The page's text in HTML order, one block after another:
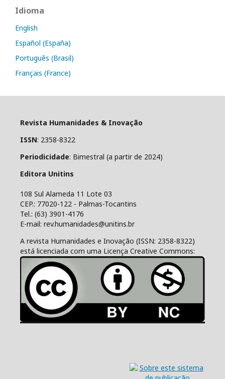
Idioma
English
Español (España)
Português (Brasil)
Français (France)
Revista Humanidades & Inovação
ISSN: 2358-8322
Periodicidade: Bimestral (a partir de 2024)
Editora Unitins
108 Sul Alameda 11 Lote 03
CEP.: 77020-122 - Palmas-Tocantins
Tel.: (63) 3901-4176
E-mail: rev.humanidades@unitins.br
A revista Humanidades e Inovação (ISSN: 2358-8322)
está licenciada com uma Licença Creative Commons: